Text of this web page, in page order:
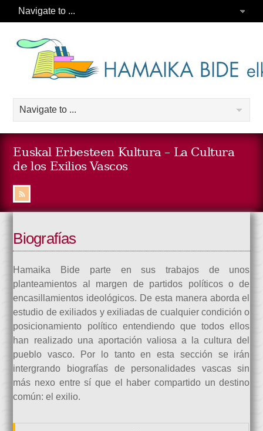
Euskal Erbesteen Kultura – La Cultura
de los Exilios Vascos
Biografías
Hamaika Bide parte en sus trabajos de unos
planteamientos al margen de partidos políticos o de
encasillamientos ideológicos. De esta manera aborda el
estudio de exiliados y exiliadas de cualquier condición o
posicionamiento político entendiendo que todos ellos
han realizado una aportación valiosa a la cultura del
pueblo vasco. Por lo tanto en esta sección se irán
intergrando biografías de personalidades vascas sin
más nexo entre sí que el haber compartido un destino
común: el exilio.